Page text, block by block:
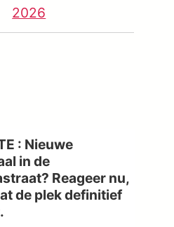
2026
: Nieuwe
in de
Reageer nu,
de plek definitief